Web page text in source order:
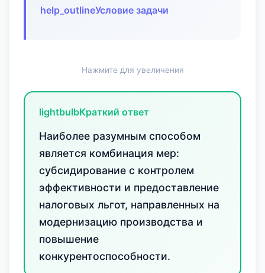
help_outlineУсловие задачи
Нажмите для увеличения
lightbulbКраткий ответ
Наиболее разумным способом
является комбинация мер:
субсидирование с контролем
эффективности и предоставление
налоговых льгот, направленных на
модернизацию производства и
повышение
конкурентоспособности.